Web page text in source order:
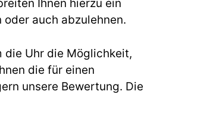
Ihnen hierzu ein
auch abzulehnen.
die Uhr die Möglichkeit,
die für einen
unsere Bewertung. Die